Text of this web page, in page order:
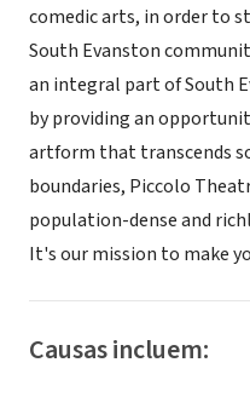
comedic arts, in order to
South Evanston
an integral part of South
by providing an
artform that transcends
boundaries, Piccolo
population-dense and
It's our mission to make
Causas incluem: